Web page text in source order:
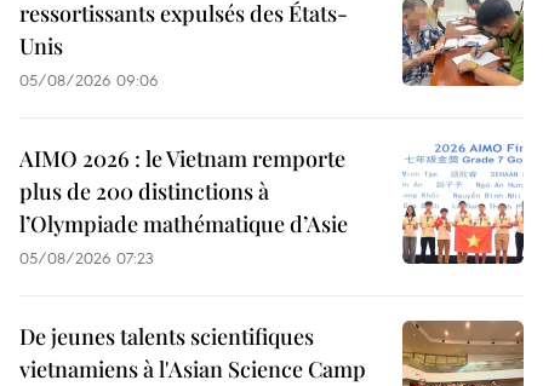
ressortissants expulsés des États-
Unis
05/08/2026 09:06
AIMO 2026 : le Vietnam remporte
plus de 200 distinctions à
l’Olympiade mathématique d’Asie
05/08/2026 07:23
De jeunes talents scientifiques
vietnamiens à l'Asian Science Camp